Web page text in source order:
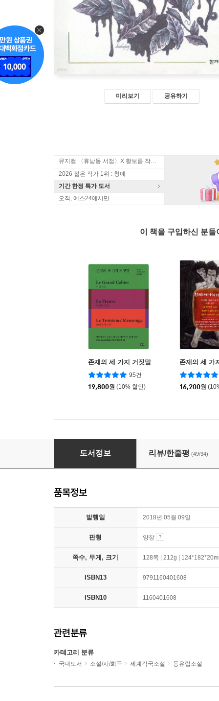
미리보기 공유하기
뮤지컬 〈휴남동 서점〉X 황보름 작가 북토크
2026 젊은 작가 1위 : 청예
기간 한정 특가 도서
오직, 예스24에서만
이 책을 구입하신 분
존재의 세 가지 거짓말
95건
19,800원 (10% 할인)
존재의 세 가
16,200원
도서정보 리뷰/한줄평 (49/34)
품목정보
발행일 2018년 05월 09일
판형 양장
쪽수, 무게, 크기 128쪽 | 212g |
ISBN13 9791160401608
ISBN10 1160401608
관련분류
카테고리 분류
국내도서 소설/시/희곡 세계각국소설 동유럽소설